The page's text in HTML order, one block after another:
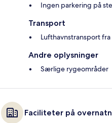
Ingen parkering på
Transport
Lufthavnstransport
Andre oplysninger
Særlige rygeområder
Faciliteter på